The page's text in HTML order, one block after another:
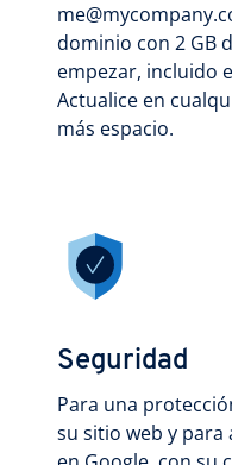
dominio con 2 GB
empezar, incluido
Actualice en
más espacio.
Seguridad
Para una
su sitio web y